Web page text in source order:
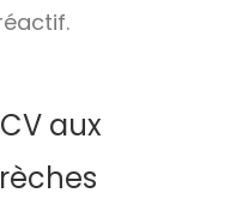
aux